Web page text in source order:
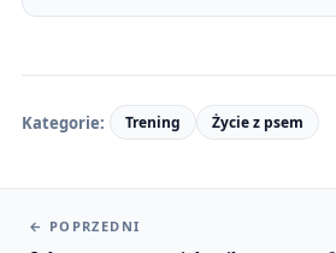
Kategorie: Trening Życie z psem
← POPRZEDNI